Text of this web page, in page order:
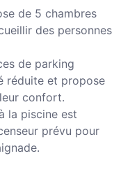
de 5 chambres
des personnes
de parking
réduite et propose
confort.
la piscine est
prévu pour